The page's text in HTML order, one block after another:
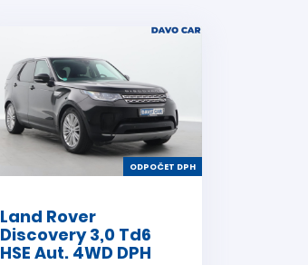
ODPOČET DPH
Land Rover
Discovery 3,0 Td6
HSE Aut. 4WD DPH